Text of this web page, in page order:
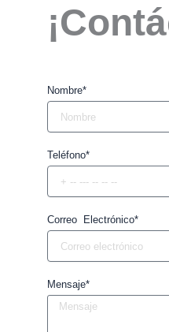
Nombre*
Teléfono*
Correo Electrónico*
Mensaje*